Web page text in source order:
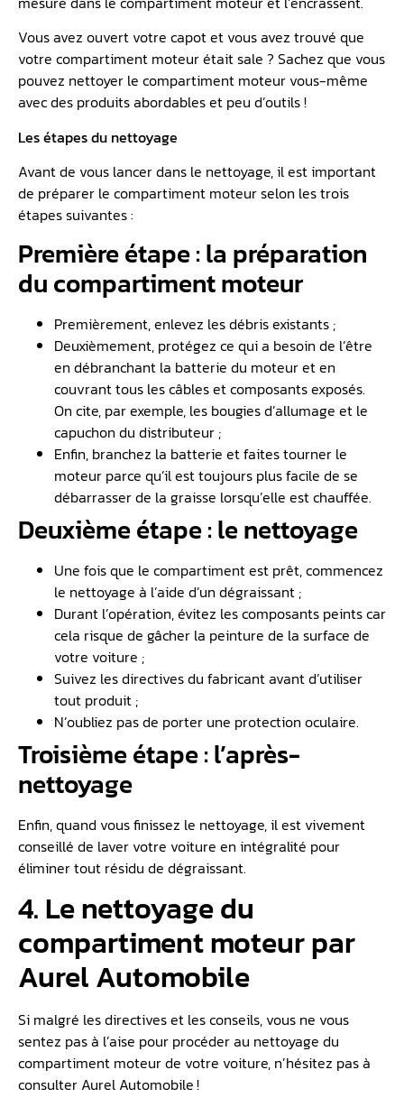
Vous avez ouvert votre capot et vous avez trouvé que
votre compartiment moteur était sale ? Sachez que vous
pouvez nettoyer le compartiment moteur vous-même
avec des produits abordables et peu d’outils !
Les étapes du nettoyage
Avant de vous lancer dans le nettoyage, il est important
de préparer le compartiment moteur selon les trois
étapes suivantes :
Première étape : la préparation
du compartiment moteur
Premièrement, enlevez les débris existants ;
Deuxièmement, protégez ce qui a besoin de l’être
en débranchant la batterie du moteur et en
couvrant tous les câbles et composants exposés.
On cite, par exemple, les bougies d’allumage et le
capuchon du distributeur ;
Enfin, branchez la batterie et faites tourner le
moteur parce qu’il est toujours plus facile de se
débarrasser de la graisse lorsqu’elle est chauffée.
Deuxième étape : le nettoyage
Une fois que le compartiment est prêt, commencez
le nettoyage à l’aide d’un dégraissant ;
Durant l’opération, évitez les composants peints car
cela risque de gâcher la peinture de la surface de
votre voiture ;
Suivez les directives du fabricant avant d’utiliser
tout produit ;
N’oubliez pas de porter une protection oculaire.
Troisième étape : l’après-
nettoyage
Enfin, quand vous finissez le nettoyage, il est vivement
conseillé de laver votre voiture en intégralité pour
éliminer tout résidu de dégraissant.
4. Le nettoyage du
compartiment moteur par
Aurel Automobile
Si malgré les directives et les conseils, vous ne vous
sentez pas à l’aise pour procéder au nettoyage du
compartiment moteur de votre voiture, n’hésitez pas à
consulter Aurel Automobile !